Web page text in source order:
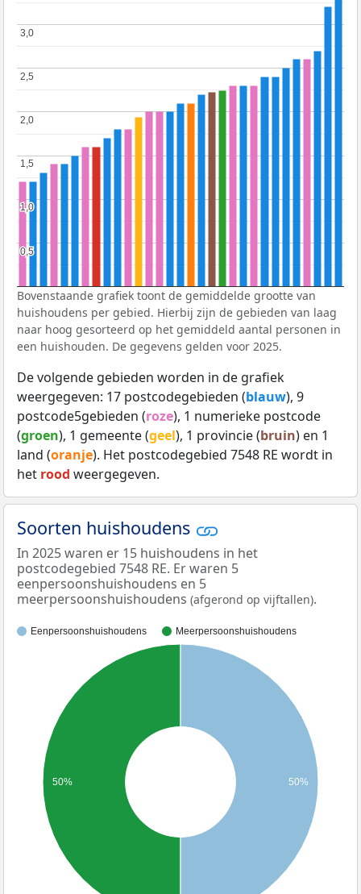
0,5
0,5
1,0
1,0
1,5
1,5
2,0
2,0
2,5
2,5
3,0
3,0
Bovenstaande grafiek toont de gemiddelde grootte van
huishoudens per gebied. Hierbij zijn de gebieden van laag
naar hoog gesorteerd op het gemiddeld aantal personen in
een huishouden. De gegevens gelden voor 2025.
De volgende gebieden worden in de grafiek
weergegeven: 17 postcodegebieden (blauw), 9
postcode5gebieden (roze), 1 numerieke postcode
(groen), 1 gemeente (geel), 1 provincie (bruin) en 1
land (oranje). Het postcodegebied 7548 RE wordt in
het rood weergegeven.
Soorten huishoudens
In 2025 waren er 15 huishoudens in het
postcodegebied 7548 RE. Er waren 5
eenpersoonshuishoudens en 5
meerpersoonshuishoudens (afgerond op vijftallen).
Eenpersoonshuishoudens Meerpersoonshuishoudens
50% 50%